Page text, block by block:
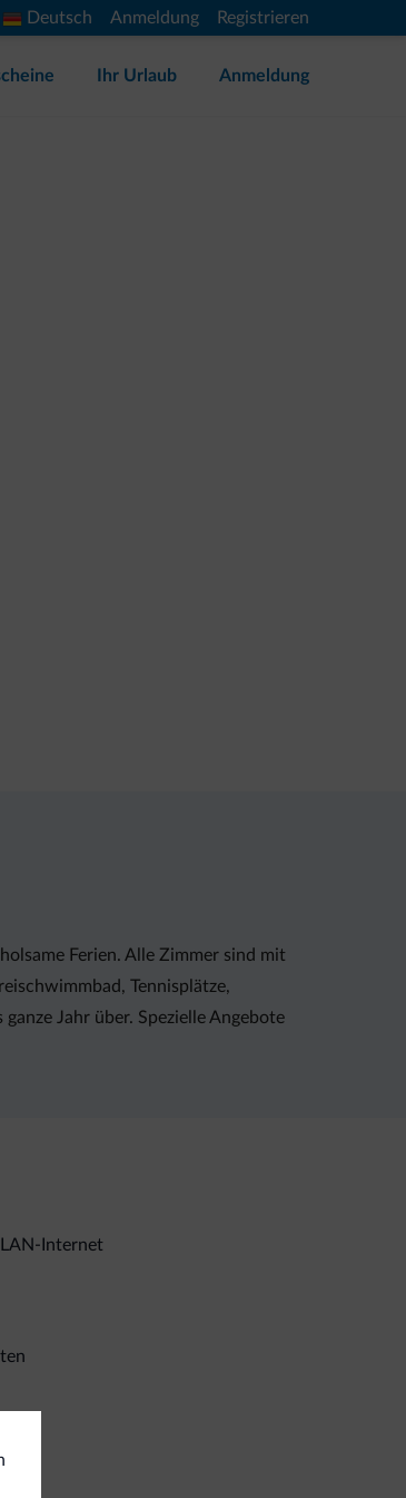
Deutsch Anmeldung Registrieren
Ihr Urlaub Anmeldung
Ferien. Alle Zimmer sind mit
Tennisplätze,
Jahr über. Spezielle Angebote
Internet